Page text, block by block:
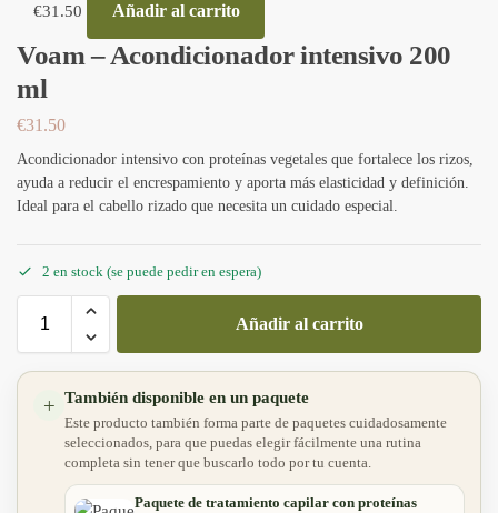
€31.50 Añadir al carrito
Voam – Acondicionador intensivo 200
ml
€31.50
Acondicionador intensivo con proteínas vegetales que fortalece los rizos,
ayuda a reducir el encrespamiento y aporta más elasticidad y definición.
Ideal para el cabello rizado que necesita un cuidado especial.
2 en stock (se puede pedir en espera)
Añadir al carrito
+ También disponible en un paquete
Este producto también forma parte de paquetes cuidadosamente
seleccionados, para que puedas elegir fácilmente una rutina
completa sin tener que buscarlo todo por tu cuenta.
Paquete de tratamiento capilar con proteínas